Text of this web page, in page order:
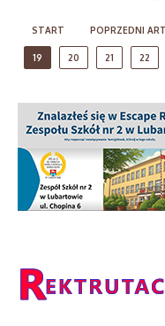
START POPRZEDNI
19 20 21 22